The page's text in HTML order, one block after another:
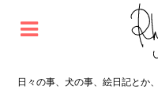
日々の事、犬の事、絵日記とか